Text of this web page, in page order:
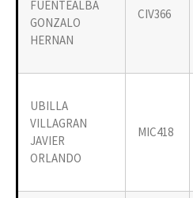
FUENTEALBA
GONZALO
HERNAN
CIV366
UBILLA
VILLAGRAN
JAVIER
ORLANDO
MIC418